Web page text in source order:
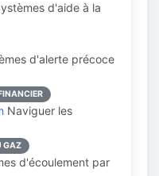
d'aide à la
d'alerte précoce
Naviguer les
GAZ
d'écoulement par